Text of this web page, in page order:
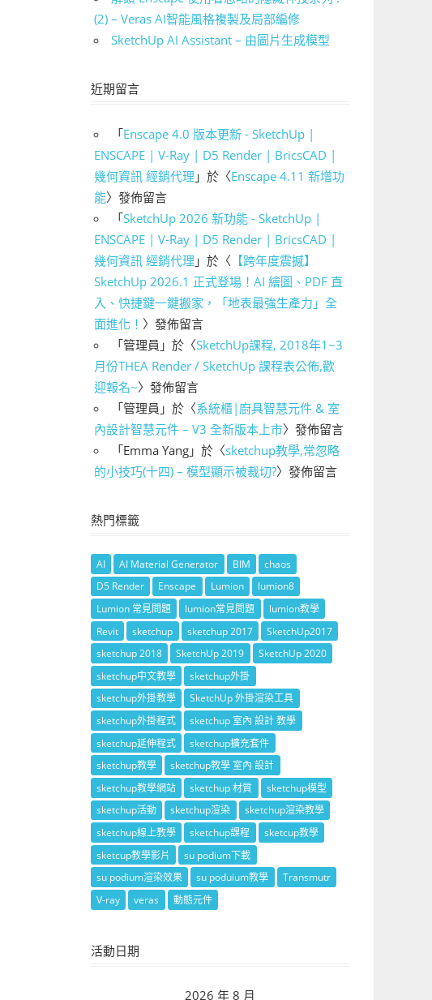
(2) – Veras AI智能風格複製及局部編修
SketchUp AI Assistant – 由圖片生成模型
近期留言
「Enscape 4.0 版本更新 - SketchUp |
ENSCAPE | V-Ray | D5 Render | BricsCAD |
幾何資訊 經銷代理 」於〈Enscape 4.11 新增功
能〉發佈留言
「SketchUp 2026 新功能 - SketchUp |
ENSCAPE | V-Ray | D5 Render | BricsCAD |
幾何資訊 經銷代理 」於〈 【跨年度震撼】
SketchUp 2026.1 正式登場！AI 繪圖、PDF 直
入、快捷鍵一鍵搬家，「地表最強生產力」全
面進化！ 〉發佈留言
「管理員 」於〈SketchUp課程, 2018年1~3
月份THEA Render / SketchUp 課程表公佈,歡
迎報名~〉發佈留言
「管理員 」於〈系統櫃|廚具智慧元件 & 室
內設計智慧元件 – V3 全新版本上市〉發佈留言
「Emma Yang 」於〈sketchup教學,常忽略
的小技巧(十四) – 模型顯示被裁切?〉發佈留言
熱門標籤
AI AI Material Generator BIM
chaos
D5 Render
Enscape Lumion
lumion8
Lumion 常見問題
lumion常見問題
lumion教學
Revit
sketchup sketchup 2017
SketchUp2017
sketchup 2018
SketchUp 2019
SketchUp 2020
sketchup中文教學
sketchup外掛
sketchup外掛教學
SketchUp 外掛渲染工具
sketchup外掛程式
sketchup 室內 設計 教學
sketchup延伸程式
sketchup擴充套件
sketchup教學
sketchup教學 室內 設計
sketchup教學網站
sketchup 材質
sketchup模型
sketchup活動
sketchup渲染
sketchup渲染教學
sketchup線上教學
sketchup課程
sketcup教學
sketcup教學影片
su podium下載
su podium渲染效果
su poduium教學
Transmutr
V-ray
veras 動態元件
活動日期
2026 年 8 月